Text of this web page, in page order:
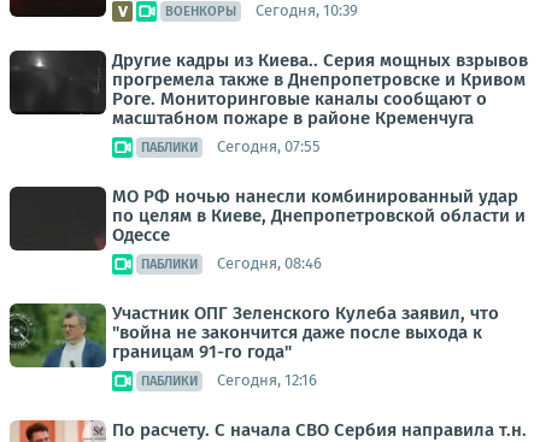
ВОЕНКОРЫ Сегодня, 10:39
Другие кадры из Киева.. Серия мощных взрывов
прогремела также в Днепропетровске и Кривом
Роге. Мониторинговые каналы сообщают о
масштабном пожаре в районе Кременчуга
ПАБЛИКИ Сегодня, 07:55
МО РФ ночью нанесли комбинированный удар
по целям в Киеве, Днепропетровской области и
Одессе
ПАБЛИКИ Сегодня, 08:46
Участник ОПГ Зеленского Кулеба заявил, что
"война не закончится даже после выхода к
границам 91-го года"
ПАБЛИКИ Сегодня, 12:16
По расчету. С начала СВО Сербия направила т.н.